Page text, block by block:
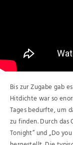
Bis zur Zugabe gab
Hitdichte war so
Tages bedurfte, um
zu finden. Durch das
Tonight” und „Do